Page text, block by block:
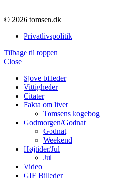
© 2026 tomsen.dk
Privatlivspolitik
Tilbage til toppen
Close
Sjove billeder
Vittigheder
Citater
Fakta om livet
Tomsens kogebog
Godmorgen/Godnat
Godnat
Weekend
Højtider/Jul
Jul
Video
GIF Billeder